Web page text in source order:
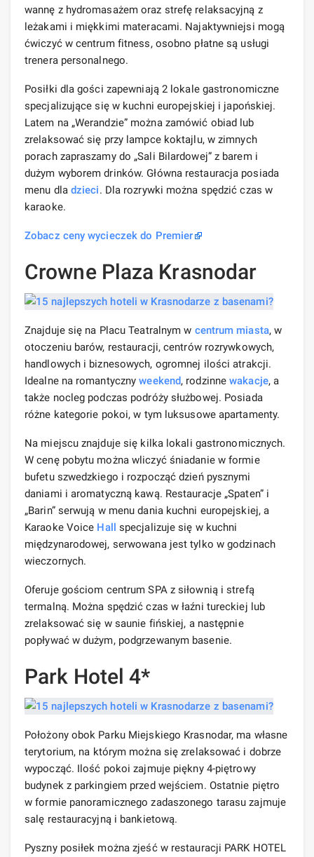
wannę z hydromasażem oraz strefę relaksacyjną z
leżakami i miękkimi materacami. Najaktywniejsi mogą
ćwiczyć w centrum fitness, osobno płatne są usługi
trenera personalnego.
Posiłki dla gości zapewniają 2 lokale gastronomiczne
specjalizujące się w kuchni europejskiej i japońskiej.
Latem na „Werandzie” można zamówić obiad lub
zrelaksować się przy lampce koktajlu, w zimnych
porach zapraszamy do „Sali Bilardowej” z barem i
dużym wyborem drinków. Główna restauracja posiada
menu dla dzieci. Dla rozrywki można spędzić czas w
karaoke.
Zobacz ceny wycieczek do Premier
Crowne Plaza Krasnodar
Znajduje się na Placu Teatralnym w centrum miasta, w
otoczeniu barów, restauracji, centrów rozrywkowych,
handlowych i biznesowych, ogromnej ilości atrakcji.
Idealne na romantycznyweekend, rodzinnewakacje, a
także nocleg podczas podróży służbowej. Posiada
różne kategorie pokoi, w tym luksusowe apartamenty.
Na miejscu znajduje się kilka lokali gastronomicznych.
W cenę pobytu można wliczyć śniadanie w formie
bufetu szwedzkiego i rozpocząć dzień pysznymi
daniami i aromatyczną kawą. Restauracje „Spaten” i
„Barin” serwują w menu dania kuchni europejskiej, a
Karaoke Voice Hall specjalizuje się w kuchni
międzynarodowej, serwowana jest tylko w godzinach
wieczornych.
Oferuje gościom centrum SPA z siłownią i strefą
termalną. Można spędzić czas w łaźni tureckiej lub
zrelaksować się w saunie fińskiej, a następnie
popływać w dużym, podgrzewanym basenie.
Park Hotel 4*
Położony obok Parku Miejskiego Krasnodar, ma własne
terytorium, na którym można się zrelaksować i dobrze
wypocząć. Ilość pokoi zajmuje piękny 4-piętrowy
budynek z parkingiem przed wejściem. Ostatnie piętro
w formie panoramicznego zadaszonego tarasu zajmuje
salę restauracyjną i bankietową.
Pyszny posiłek można zjeść w restauracji PARK HOTEL